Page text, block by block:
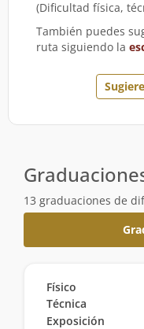
(Dificultad física,
También puedes
ruta siguiendo la
13 graduaciones de
Físico
Técnica
Exposición